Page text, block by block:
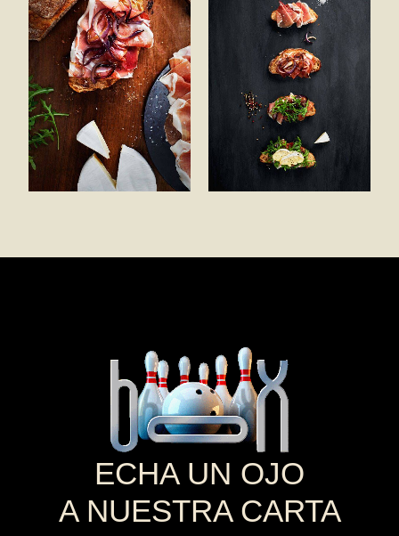
ECHA UN OJO
A NUESTRA CARTA